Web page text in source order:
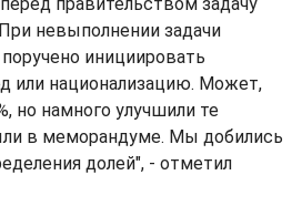
невыполнении задачи
инициировать
или национализацию. Может,
но намного улучшили те
в меморандуме. Мы добились
долей", - отметил